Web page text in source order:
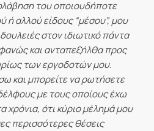
του οποιουδήποτε
ή αλλού είδους “μέσου”, μου
στον ιδιωτικό πάντα
και ανταπεξήλθα προς
των εργοδοτών μου.
και μπορείτε να ρωτήσετε
με τους οποίους έχω
χρόνια, ότι κύριο μέλημά μου
περισσότερες θέσεις